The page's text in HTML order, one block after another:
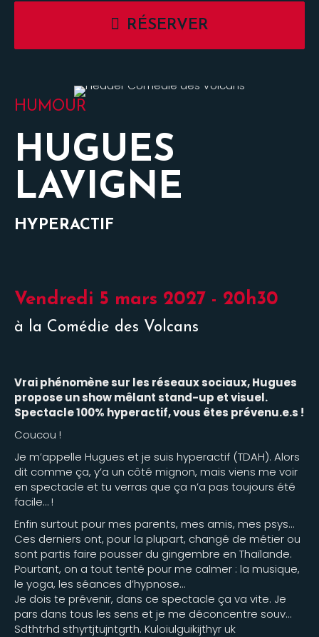
RÉSERVER
HUMOUR
HUGUES
LAVIGNE
HYPERACTIF
Vendredi 5 mars 2027 - 20h30
à la Comédie des Volcans
Vrai phénomène sur les réseaux sociaux, Hugues
propose un show mêlant stand-up et visuel.
Spectacle 100% hyperactif, vous êtes prévenu.e.s !
Coucou !
Je m’appelle Hugues et je suis hyperactif (TDAH). Alors
dit comme ça, y’a un côté mignon, mais viens me voir
en spectacle et tu verras que ça n’a pas toujours été
facile… !
Enfin surtout pour mes parents, mes amis, mes psys…
Ces derniers ont, pour la plupart, changé de métier ou
sont partis faire pousser du gingembre en Thaïlande.
Pourtant, on a tout tenté pour me calmer : la musique,
le yoga, les séances d’hypnose…
Je dois te prévenir, dans ce spectacle ça va vite. Je
pars dans tous les sens et je me déconcentre souv…
Sdthtrhd sthyrtjtujntgrth. Kuloiulguikijthyr uk